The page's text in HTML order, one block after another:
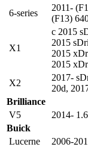
6-series
2011-
(F13)
X1
c 2015
2015
2015
2015
X2
2017-
20d,
Brilliance
V5
2014- 1.6
Buick
Lucerne
2006-